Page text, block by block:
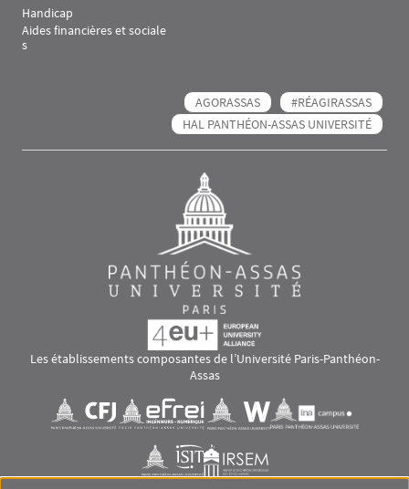
Handicap
Aides financières et sociale
s
AGORASSAS
#RÉAGIRASSAS
HAL PANTHÉON-ASSAS UNIVERSITÉ
Les établissements composantes de l’Université Paris-Panthéon-
Assas
Visuel svgVisuel svg Visuel svgVisuel svg
Visuel svgVisuel svg